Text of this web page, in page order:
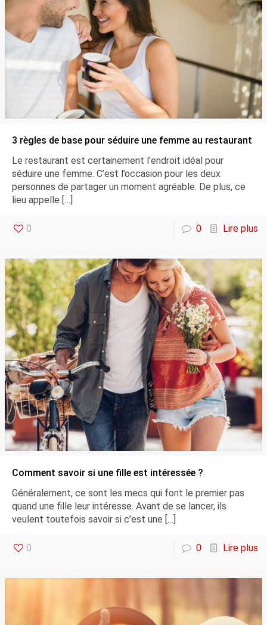
3 règles de base pour séduire une femme au restaurant
Le restaurant est certainement l’endroit idéal pour
séduire une femme. C’est l’occasion pour les deux
personnes de partager un moment agréable. De plus, ce
lieu appelle […]
0 0 Lire plus
Comment savoir si une fille est intéressée ?
Généralement, ce sont les mecs qui font le premier pas
quand une fille leur intéresse. Avant de se lancer, ils
veulent toutefois savoir si c’est une […]
0 0 Lire plus